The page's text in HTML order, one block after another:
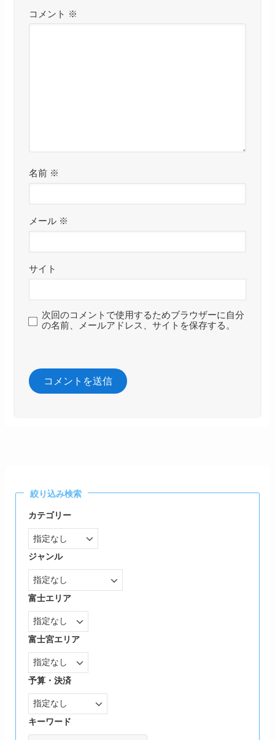
コメント ※
名前 ※
メール ※
サイト
次回のコメントで使用するためブラウザーに自分
の名前、メールアドレス、サイトを保存する。
絞り込み検索
カテゴリー
ジャンル
富士エリア
富士宮エリア
予算・決済
キーワード